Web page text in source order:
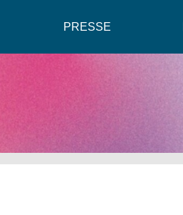
PRESSE